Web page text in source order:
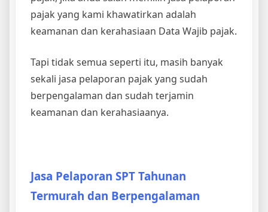
pajak yang kami khawatirkan adalah
keamanan dan kerahasiaan Data Wajib pajak.
Tapi tidak semua seperti itu, masih banyak
sekali jasa pelaporan pajak yang sudah
berpengalaman dan sudah terjamin
keamanan dan kerahasiaanya.
Jasa Pelaporan SPT Tahunan
Termurah dan Berpengalaman